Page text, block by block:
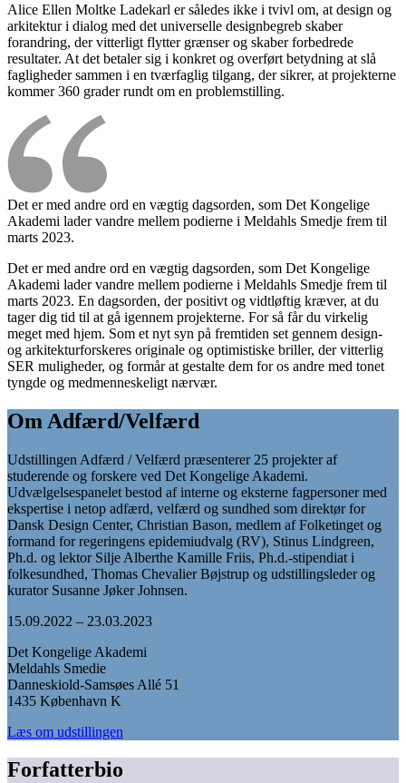
Alice Ellen Moltke Ladekarl er således ikke i tvivl om, at design og
arkitektur i dialog med det universelle designbegreb skaber
forandring, der vitterligt flytter grænser og skaber forbedrede
resultater. At det betaler sig i konkret og overført betydning at slå
fagligheder sammen i en tværfaglig tilgang, der sikrer, at projekterne
kommer 360 grader rundt om en problemstilling.
Det er med andre ord en vægtig dagsorden, som Det Kongelige
Akademi lader vandre mellem podierne i Meldahls Smedje frem til
marts 2023.
Det er med andre ord en vægtig dagsorden, som Det Kongelige
Akademi lader vandre mellem podierne i Meldahls Smedje frem til
marts 2023. En dagsorden, der positivt og vidtløftig kræver, at du
tager dig tid til at gå igennem projekterne. For så får du virkelig
meget med hjem. Som et nyt syn på fremtiden set gennem design-
og arkitekturforskeres originale og optimistiske briller, der vitterlig
SER muligheder, og formår at gestalte dem for os andre med tonet
tyngde og medmenneskeligt nærvær.
Om Adfærd/Velfærd
Udstillingen Adfærd / Velfærd præsenterer 25 projekter af
studerende og forskere ved Det Kongelige Akademi.
Udvælgelsespanelet bestod af interne og eksterne fagpersoner med
ekspertise i netop adfærd, velfærd og sundhed som direktør for
Dansk Design Center, Christian Bason, medlem af Folketinget og
formand for regeringens epidemiudvalg (RV), Stinus Lindgreen,
Ph.d. og lektor Silje Alberthe Kamille Friis, Ph.d.-stipendiat i
folkesundhed, Thomas Chevalier Bøjstrup og udstillingsleder og
kurator Susanne Jøker Johnsen.
15.09.2022 – 23.03.2023
Det Kongelige Akademi
Meldahls Smedie
Danneskiold-Samsøes Allé 51
1435 København K
Læs om udstillingen
Forfatterbio